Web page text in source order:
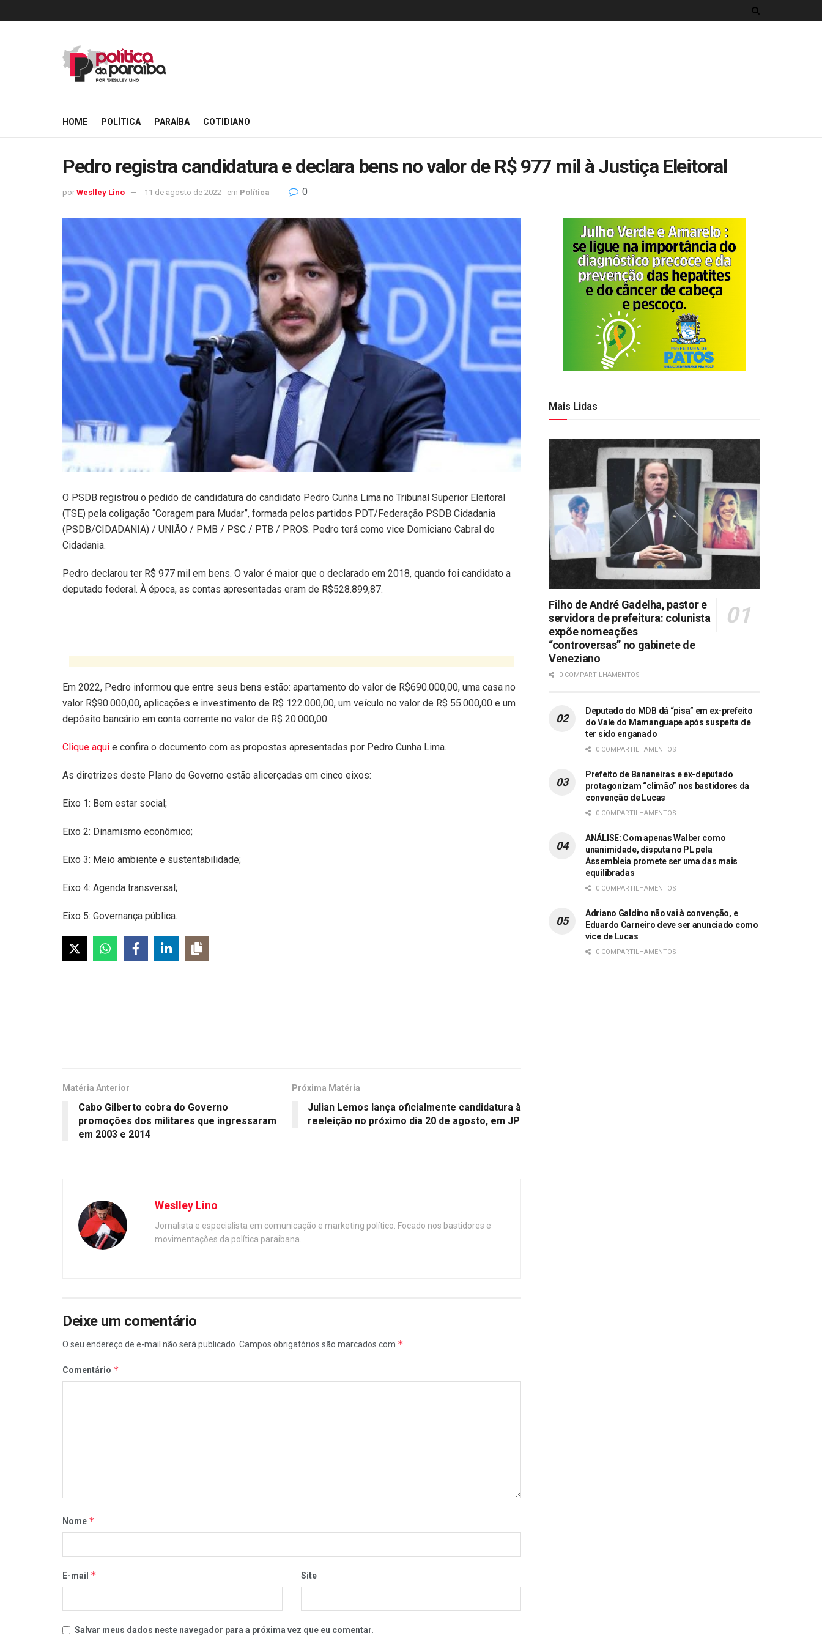
HOME POLÍTICA PARAÍBA COTIDIANO
Pedro registra candidatura e declara bens no valor de R$ 977 mil à Justiça Eleitoral
por Weslley Lino 11 de agosto de 2022 em Política 0
O PSDB registrou o pedido de candidatura do candidato Pedro Cunha Lima no Tribunal Superior Eleitoral
(TSE) pela coligação “Coragem para Mudar”, formada pelos partidos PDT/Federação PSDB Cidadania
(PSDB/CIDADANIA) / UNIÃO / PMB / PSC / PTB / PROS. Pedro terá como vice Domiciano Cabral do
Cidadania.
Pedro declarou ter R$ 977 mil em bens. O valor é maior que o declarado em 2018, quando foi candidato a
deputado federal. À época, as contas apresentadas eram de R$528.899,87.
Em 2022, Pedro informou que entre seus bens estão: apartamento do valor de R$690.000,00, uma casa no
valor R$90.000,00, aplicações e investimento de R$ 122.000,00, um veículo no valor de R$ 55.000,00 e um
depósito bancário em conta corrente no valor de R$ 20.000,00.
Clique aqui e confira o documento com as propostas apresentadas por Pedro Cunha Lima.
As diretrizes deste Plano de Governo estão alicerçadas em cinco eixos:
Eixo 1: Bem estar social;
Eixo 2: Dinamismo econômico;
Eixo 3: Meio ambiente e sustentabilidade;
Eixo 4: Agenda transversal;
Eixo 5: Governança pública.
Matéria Anterior
Cabo Gilberto cobra do Governo
promoções dos militares que ingressaram
em 2003 e 2014
Próxima Matéria
Julian Lemos lança oficialmente candidatura à
reeleição no próximo dia 20 de agosto, em JP
Weslley Lino
Jornalista e especialista em comunicação e marketing político. Focado nos bastidores e
movimentações da política paraibana.
Deixe um comentário
O seu endereço de e-mail não será publicado. Campos obrigatórios são marcados com *
Comentário *
Nome *
E-mail * Site
Salvar meus dados neste navegador para a próxima vez que eu comentar.
Mais Lidas
Filho de André Gadelha, pastor e
servidora de prefeitura: colunista
expõe nomeações
“controversas” no gabinete de
Veneziano
0 COMPARTILHAMENTOS
Deputado do MDB dá “pisa” em ex-prefeito
do Vale do Mamanguape após suspeita de
ter sido enganado
0 COMPARTILHAMENTOS
Prefeito de Bananeiras e ex-deputado
protagonizam “climão” nos bastidores da
convenção de Lucas
0 COMPARTILHAMENTOS
ANÁLISE: Com apenas Walber como
unanimidade, disputa no PL pela
Assembleia promete ser uma das mais
equilibradas
0 COMPARTILHAMENTOS
Adriano Galdino não vai à convenção, e
Eduardo Carneiro deve ser anunciado como
vice de Lucas
0 COMPARTILHAMENTOS